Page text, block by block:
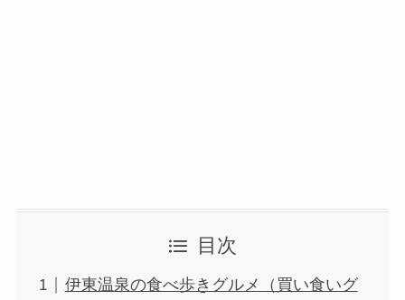
目次
伊東温泉の食べ歩きグルメ（買い食いグ